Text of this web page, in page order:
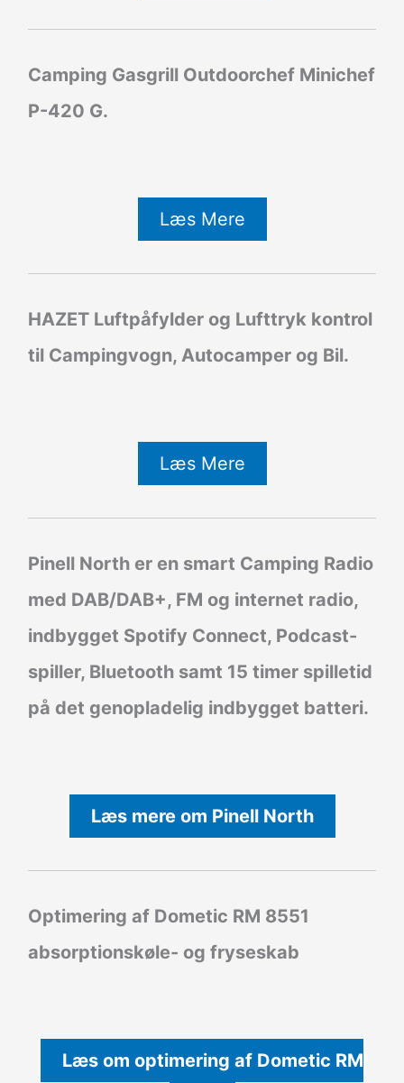
Camping Gasgrill Outdoorchef Minichef
P-420 G.
Læs Mere
HAZET Luftpåfylder og Lufttryk kontrol
til Campingvogn, Autocamper og Bil.
Læs Mere
Pinell North er en smart Camping Radio
med DAB/DAB+, FM og internet radio,
indbygget Spotify Connect, Podcast-
spiller, Bluetooth samt 15 timer spilletid
på det genopladelig indbygget batteri.
Læs mere om Pinell North
Optimering af Dometic RM 8551
absorptionskøle- og fryseskab
Læs om optimering af Dometic RM